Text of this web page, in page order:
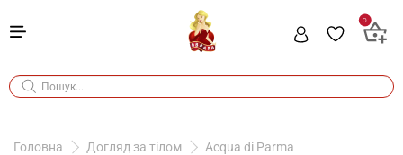
0
Головна Догляд за тілом
Acqua di Parma